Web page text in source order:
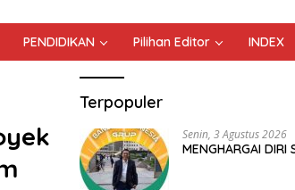
PENDIDIKAN Pilihan Editor INDEX
Terpopuler
Senin, 3 Agustus 2026
MENGHARGAI DIRI